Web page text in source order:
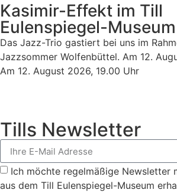
Kasimir-Effekt im Till
Eulenspiegel-Museum
Das Jazz-Trio gastiert bei uns im
Jazzsommer Wolfenbüttel. Am 12.
Am 12. August 2026, 19.00 Uhr
Tills News­letter
Ich möchte regelmäßige Newsletter
aus dem Till Eulenspiegel-Museum